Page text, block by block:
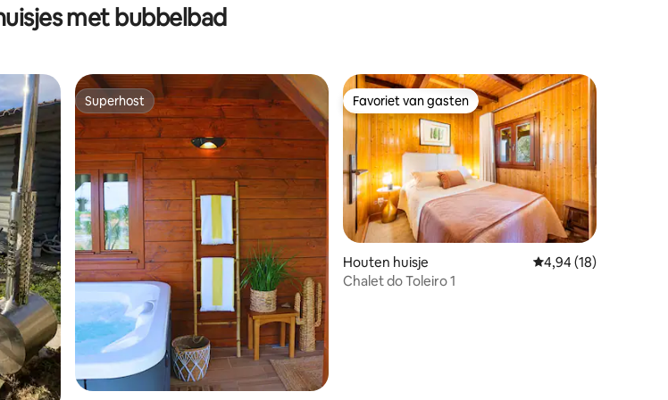
met bubbelbad
Superhost
Superhost Favoriet van gasten
Favoriet van gasten
Houten huisje Gemiddelde
4,94 (18)
Chalet do Toleiro 1